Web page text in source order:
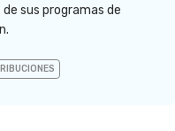
sus programas de